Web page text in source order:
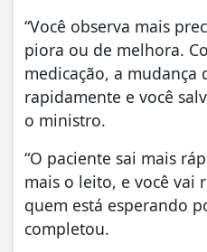
“Você observa mais
piora ou de melhora.
medicação, a mudança
rapidamente e você
o ministro.
“O paciente sai mais
mais o leito, e você vai
quem está esperando
completou.